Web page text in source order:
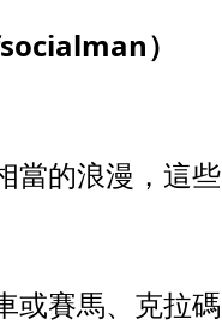
）
當的浪漫，這些
或賽馬、克拉碼